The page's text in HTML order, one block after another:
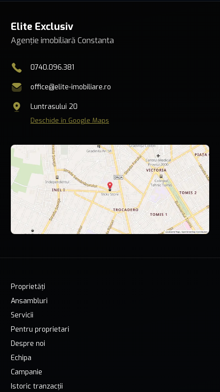
Elite Exclusiv
Agenție imobiliară Constanta
0740.096.381
office@elite-imobiliare.ro
Luntrasului 20
Deschide în Google Maps
Proprietăți
Ansambluri
Servicii
Pentru proprietari
Despre noi
Echipa
Campanie
Istoric tranzacții